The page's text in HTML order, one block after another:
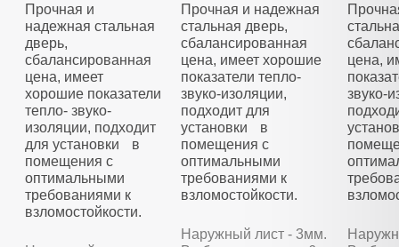
Прочная и
надежная стальная
дверь,
сбалансированная
цена, имеет
хорошие показатели
тепло- звуко-
изоляции, подходит
для установки в
помещения с
оптимальными
требованиями к
взломостойкости.
Прочная и надежная
стальная дверь,
сбалансированная
цена, имеет хорошие
показатели тепло-
звуко-изоляции,
подходит для
установки в
помещения с
оптимальными
требованиями к
взломостойкости.
Наружный лист - 3мм.
цена,
звуко-